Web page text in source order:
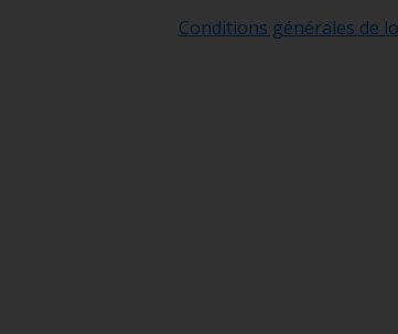
Conditions générales de